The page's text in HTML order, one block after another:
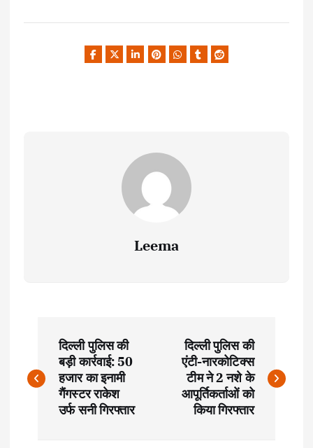
Leema
o
दिल्ली पुलिस की
बड़ी कार्रवाई: 50
हजार का इनामी
गैंगस्टर राकेश
उर्फ सनी गिरफ्तार
दिल्ली पुलिस की
एंटी-नारकोटिक्स
टीम ने 2 नशे के
आपूर्तिकर्ताओं को
किया गिरफ्तार